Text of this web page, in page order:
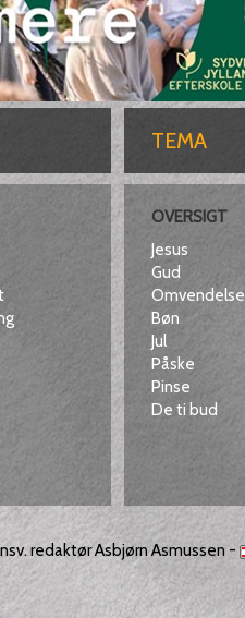
TEMA
OVERSIGT
Jesus
Gud
Omvendelse
Bøn
Jul
Påske
Pinse
De ti bud
redaktør Asbjørn Asmussen -